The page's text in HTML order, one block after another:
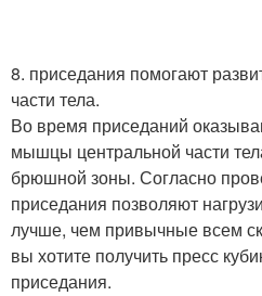
8. приседания помогают
части тела.
Во время приседаний
мышцы центральной части
брюшной зоны. Согласно
приседания позволяют
лучше, чем привычные всем
вы хотите получить пресс
приседания.